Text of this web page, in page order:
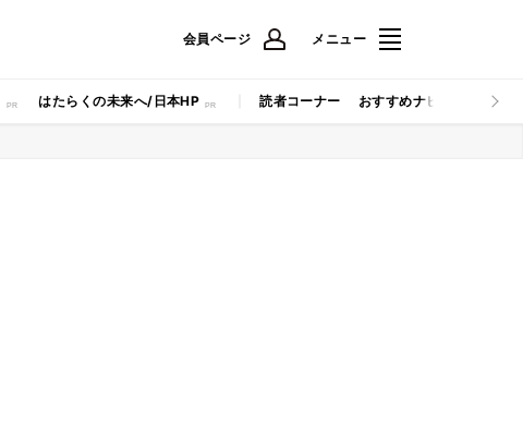
会員ページ メニュー
はたらくの未来へ/日本HP 読者コーナー おすすめナビ マイナビ